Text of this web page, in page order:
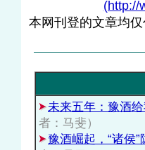
(http://
本网刊登的文章均
未来五年：豫酒
者：马斐）
豫酒崛起，“诸侯